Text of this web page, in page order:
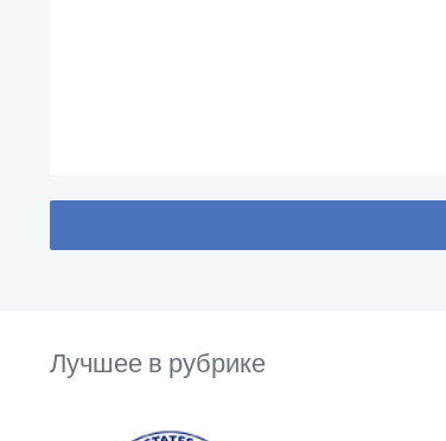
Лучшее в рубрике